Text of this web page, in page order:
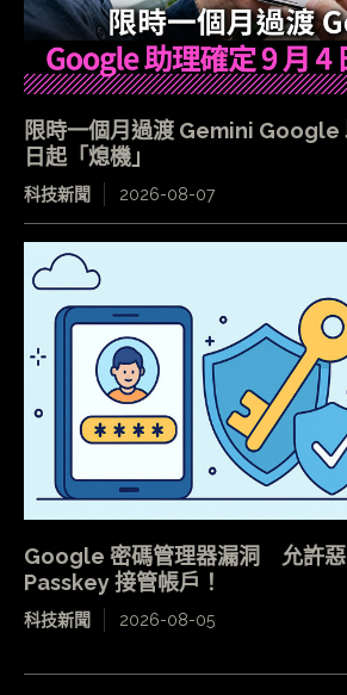
限時一個月過渡 Gemini Google
日起「熄機」
科技新聞 2026-08-07
Google 密碼管理器漏洞 允許惡
Passkey 接管帳戶！
科技新聞 2026-08-05